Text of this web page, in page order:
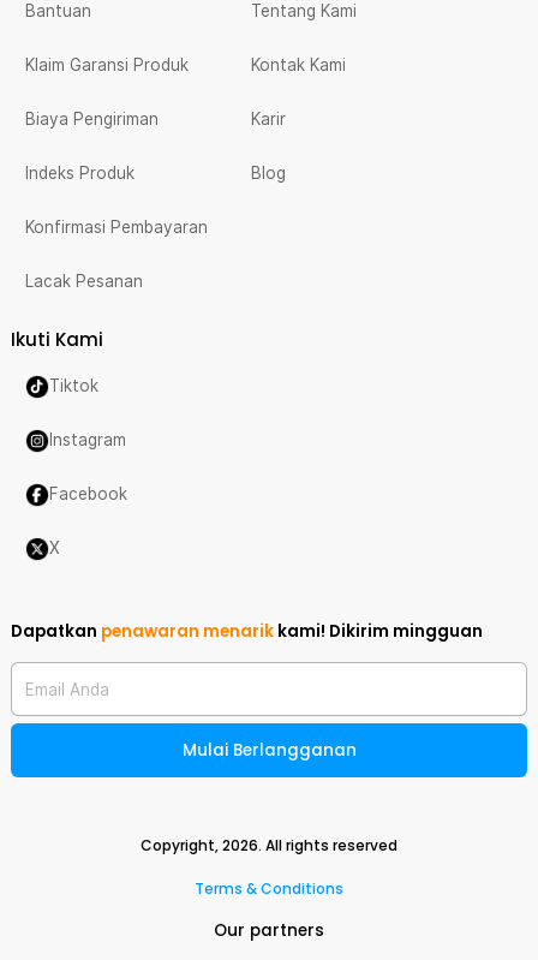
Bantuan
Klaim Garansi Produk
Biaya Pengiriman
Indeks Produk
Konfirmasi Pembayaran
Lacak Pesanan
Tentang Kami
Kontak Kami
Karir
Blog
Ikuti Kami
Tiktok
Instagram
Facebook
X
Dapatkan penawaran menarik kami! Dikirim mingguan
Email Anda
Mulai Berlangganan
Copyright,2026. All rights reserved
Terms & Conditions
Our partners